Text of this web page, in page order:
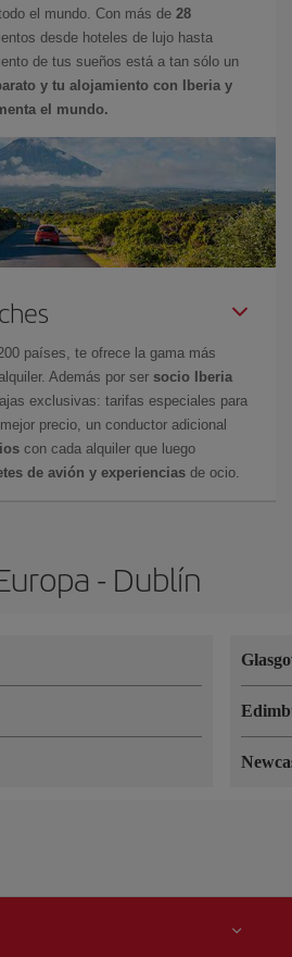
el mundo. Con más de 28
desde hoteles de lujo hasta
de tus sueños está a tan sólo un
y tu alojamiento con Iberia y
el mundo.
países, te ofrece la gama más
Además por ser socio Iberia
exclusivas: tarifas especiales para
precio, un conductor adicional
con cada alquiler que luego
de avión y experiencias de ocio.
- Dublín